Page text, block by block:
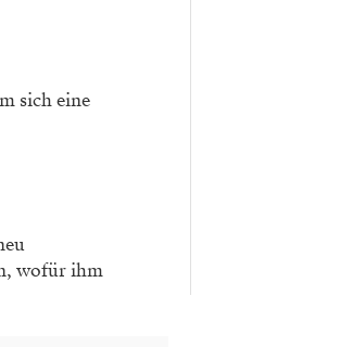
sich eine
wofür ihm